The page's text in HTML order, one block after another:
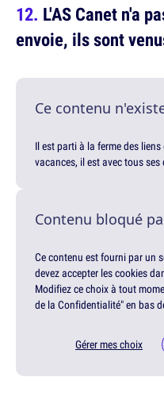
L'AS Canet n'a
envoie, ils sont
Ce contenu
Il est parti à la ferme des
vacances, il est avec tous
Contenu bloqué
Ce contenu est fourni par un
devez accepter les cookies
Modifiez ce choix à tout
de la Confidentialité" en bas
Gérer mes choix